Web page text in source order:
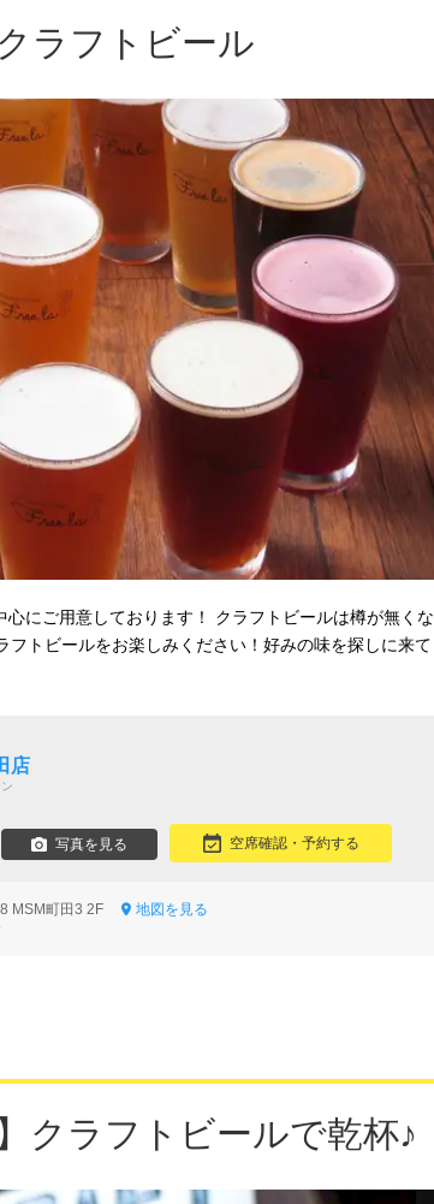
ラフトビール
にご用意しております！ クラフトビールは樽が無くな
トビールをお楽しみください！好みの味を探しに来て
店
写真を見る 空席確認・予約する
MSM町田3 2F
地図を見る
クラフトビールで乾杯♪